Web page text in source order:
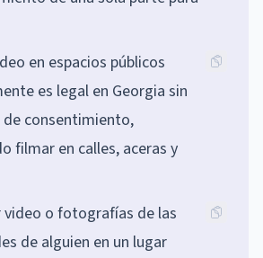
en espacios públicos
es legal en Georgia sin
consentimiento,
filmar en calles, aceras y
video o fotografías de las
de alguien en un lugar